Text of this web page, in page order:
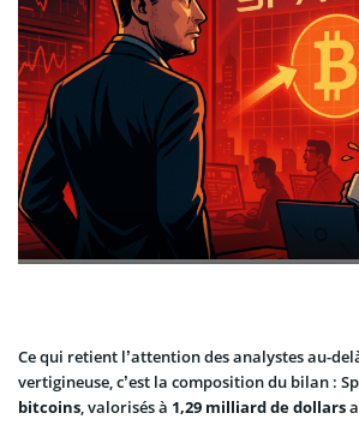
Ce qui retient l’attention des analystes au-
vertigineuse, c’est la composition du bilan :
bitcoins, valorisés à 1,29 milliard de dollars